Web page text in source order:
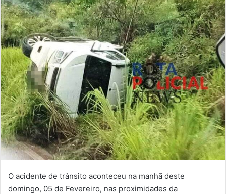
O acidente de trânsito aconteceu na manhã deste
domingo, 05 de Fevereiro, nas proximidades da